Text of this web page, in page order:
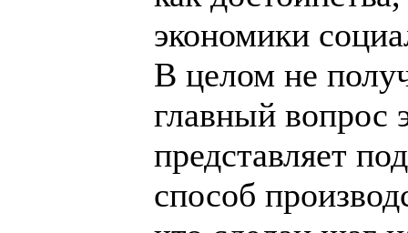
экономики
В целом не
главный вопрос
представляет
способ